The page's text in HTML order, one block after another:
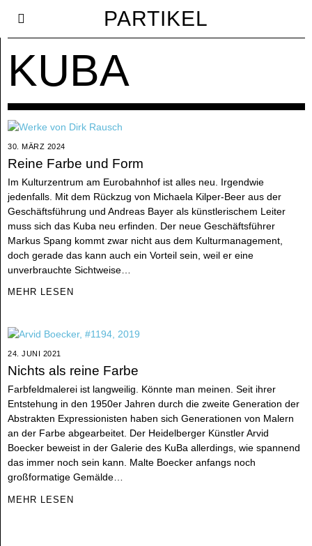
PARTIKEL
KUBA
30. MÄRZ 2024
Reine Farbe und Form
Im Kulturzentrum am Eurobahnhof ist alles neu. Irgendwie
jedenfalls. Mit dem Rückzug von Michaela Kilper-Beer aus der
Geschäftsführung und Andreas Bayer als künstlerischem Leiter
muss sich das Kuba neu erfinden. Der neue Geschäftsführer
Markus Spang kommt zwar nicht aus dem Kulturmanagement,
doch gerade das kann auch ein Vorteil sein, weil er eine
unverbrauchte Sichtweise…
MEHR LESEN
24. JUNI 2021
Nichts als reine Farbe
Farbfeldmalerei ist langweilig. Könnte man meinen. Seit ihrer
Entstehung in den 1950er Jahren durch die zweite Generation der
Abstrakten Expressionisten haben sich Generationen von Malern
an der Farbe abgearbeitet. Der Heidelberger Künstler Arvid
Boecker beweist in der Galerie des KuBa allerdings, wie spannend
das immer noch sein kann. Malte Boecker anfangs noch
großformatige Gemälde…
MEHR LESEN